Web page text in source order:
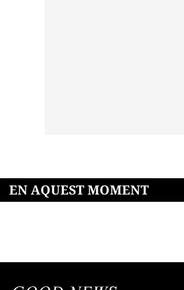
EN AQUEST MOMENT